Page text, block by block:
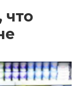
что